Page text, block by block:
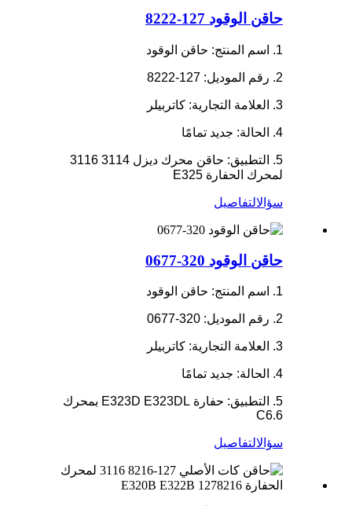
حاقن الوقود 127-8222
1. اسم المنتج: حاقن الوقود
2. رقم الموديل: 127-8222
3. العلامة التجارية: كاتربيلر
4. الحالة: جديد تمامًا
5. التطبيق: حاقن محرك ديزل 3114 3116
لمحرك الحفارة E325
سؤالالتفاصيل
حاقن الوقود 320-0677
1. اسم المنتج: حاقن الوقود
2. رقم الموديل: 320-0677
3. العلامة التجارية: كاتربيلر
4. الحالة: جديد تمامًا
5. التطبيق: حفارة E323D E323DL بمحرك
C6.6
سؤالالتفاصيل